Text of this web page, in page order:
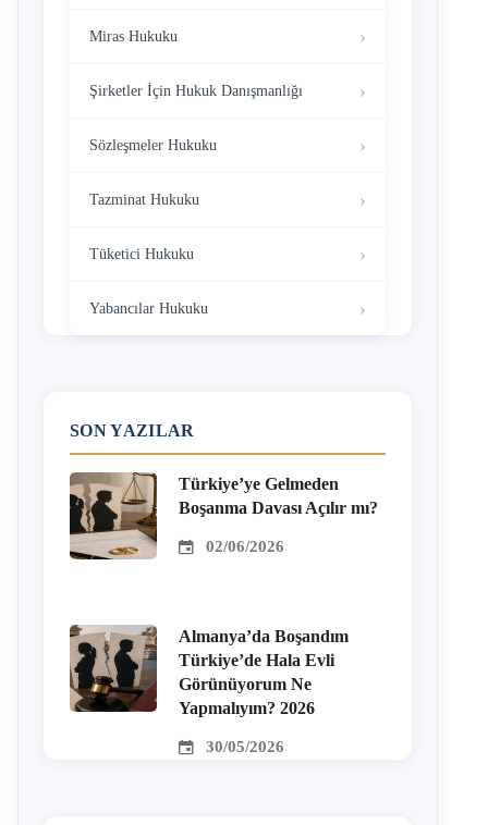
Miras Hukuku
Şirketler İçin Hukuk Danışmanlığı
Sözleşmeler Hukuku
Tazminat Hukuku
Tüketici Hukuku
Yabancılar Hukuku
SON YAZILAR
Türkiye’ye Gelmeden
Boşanma Davası Açılır mı?
02/06/2026
Almanya’da Boşandım
Türkiye’de Hala Evli
Görünüyorum Ne
Yapmalıyım? 2026
30/05/2026